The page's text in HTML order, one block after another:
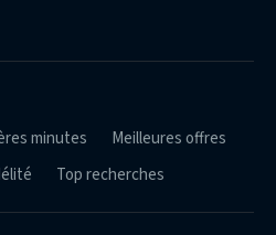
minutes
Meilleures offres
Top recherches